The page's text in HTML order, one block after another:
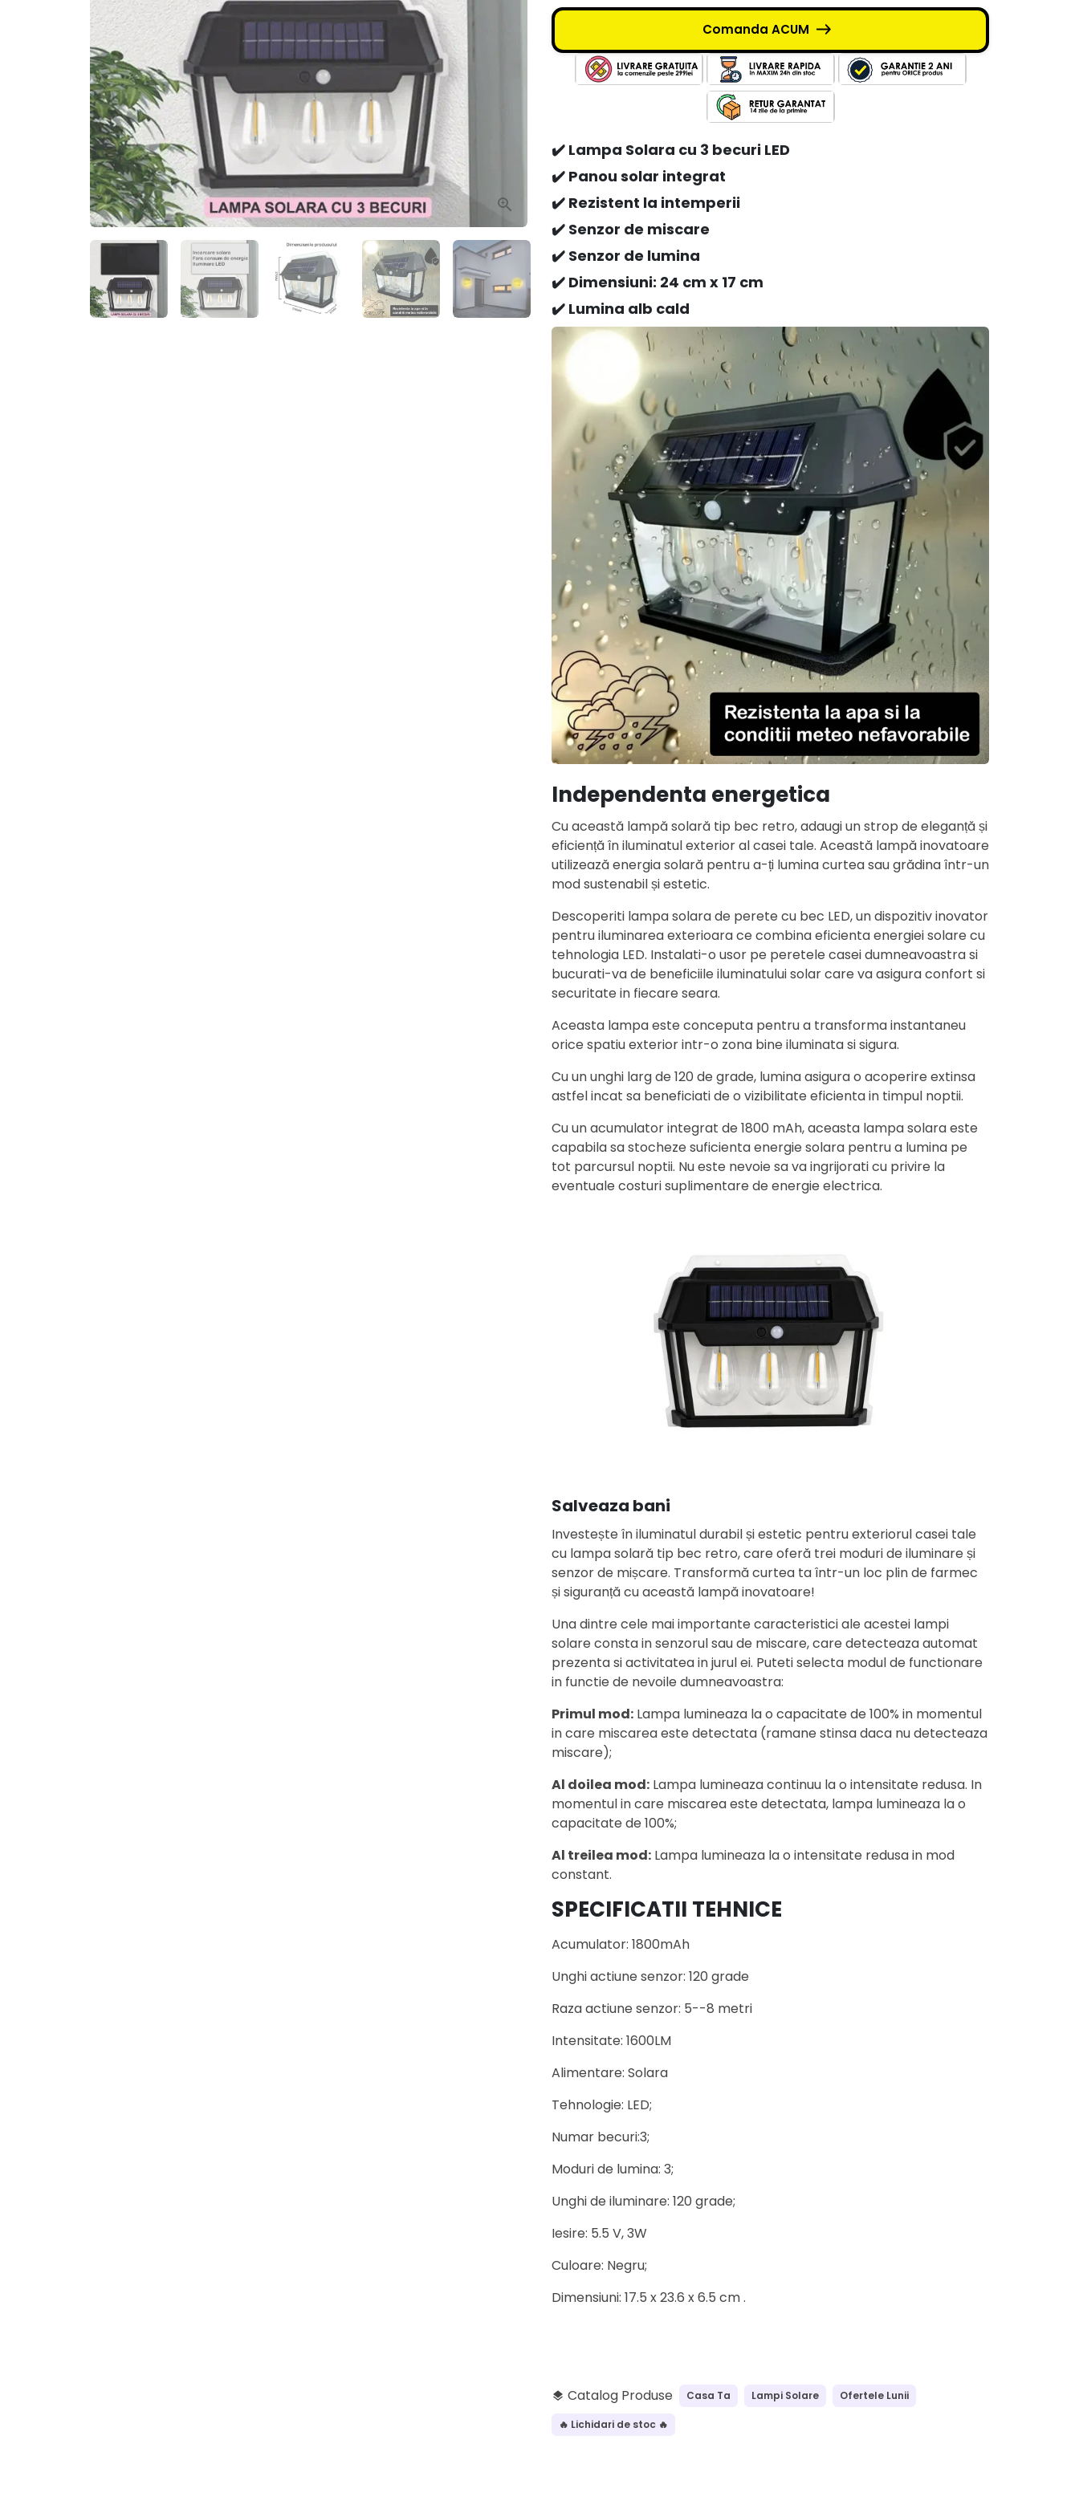
Comanda ACUM
✔️ Lampa Solara cu 3 becuri LED
✔️ Panou solar integrat
✔️ Rezistent la intemperii
✔️ Senzor de miscare
✔️ Senzor de lumina
✔️ Dimensiuni: 24 cm x 17 cm
✔️ Lumina alb cald
Independenta energetica
Cu această lampă solară tip bec retro, adaugi un strop de eleganță și
eficiență în iluminatul exterior al casei tale. Această lampă inovatoare
utilizează energia solară pentru a-ți lumina curtea sau grădina într-un
mod sustenabil și estetic.
Descoperiti lampa solara de perete cu bec LED, un dispozitiv inovator
pentru iluminarea exterioara ce combina eficienta energiei solare cu
tehnologia LED. Instalati-o usor pe peretele casei dumneavoastra si
bucurati-va de beneficiile iluminatului solar care va asigura confort si
securitate in fiecare seara.
Aceasta lampa este conceputa pentru a transforma instantaneu
orice spatiu exterior intr-o zona bine iluminata si sigura.
Cu un unghi larg de 120 de grade, lumina asigura o acoperire extinsa
astfel incat sa beneficiati de o vizibilitate eficienta in timpul noptii.
Cu un acumulator integrat de 1800 mAh, aceasta lampa solara este
capabila sa stocheze suficienta energie solara pentru a lumina pe
tot parcursul noptii. Nu este nevoie sa va ingrijorati cu privire la
eventuale costuri suplimentare de energie electrica.
Salveaza bani
Investește în iluminatul durabil și estetic pentru exteriorul casei tale
cu lampa solară tip bec retro, care oferă trei moduri de iluminare și
senzor de mișcare. Transformă curtea ta într-un loc plin de farmec
și siguranță cu această lampă inovatoare!
Una dintre cele mai importante caracteristici ale acestei lampi
solare consta in senzorul sau de miscare, care detecteaza automat
prezenta si activitatea in jurul ei. Puteti selecta modul de functionare
in functie de nevoile dumneavoastra:
Primul mod: Lampa lumineaza la o capacitate de 100% in momentul
in care miscarea este detectata (ramane stinsa daca nu detecteaza
miscare);
Al doilea mod: Lampa lumineaza continuu la o intensitate redusa. In
momentul in care miscarea este detectata, lampa lumineaza la o
capacitate de 100%;
Al treilea mod: Lampa lumineaza la o intensitate redusa in mod
constant.
SPECIFICATII TEHNICE
Acumulator: 1800mAh
Unghi actiune senzor: 120 grade
Raza actiune senzor: 5--8 metri
Intensitate: 1600LM
Alimentare: Solara
Tehnologie: LED;
Numar becuri:3;
Moduri de lumina: 3;
Unghi de iluminare: 120 grade;
Iesire: 5.5 V, 3W
Culoare: Negru;
Dimensiuni: 17.5 x 23.6 x 6.5 cm .
layers Catalog Produse Casa Ta Lampi Solare Ofertele Lunii
🔥 Lichidari de stoc 🔥